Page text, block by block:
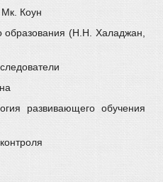
Коун
образования (Н.Н. Халаджан,
развивающего обучения